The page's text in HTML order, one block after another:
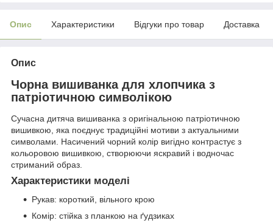
Опис Характеристики Відгуки про товар Доставка
Опис
Чорна вишиванка для хлопчика з
патріотичною символікою
Сучасна дитяча вишиванка з оригінальною патріотичною
вишивкою, яка поєднує традиційні мотиви з актуальними
символами. Насичений чорний колір вигідно контрастує з
кольоровою вишивкою, створюючи яскравий і водночас
стриманий образ.
Характеристики моделі
Рукав: короткий, вільного крою
Комір: стійка з планкою на ґудзиках